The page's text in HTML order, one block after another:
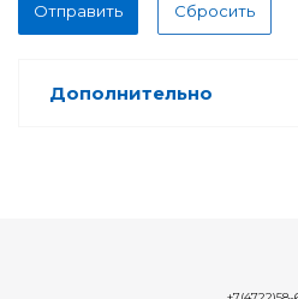
Отправить Сбросить
Дополнительно